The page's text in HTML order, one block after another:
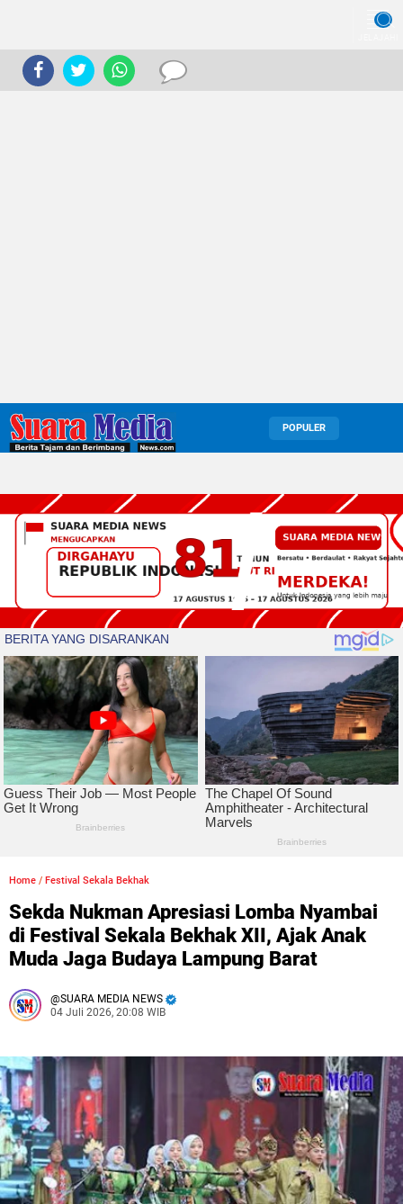
POPULER
Home / Festival Sekala Bekhak
Sekda Nukman Apresiasi Lomba Nyambai
di Festival Sekala Bekhak XII, Ajak Anak
Muda Jaga Budaya Lampung Barat
SUARA MEDIA NEWS
04 Juli 2026, 20:08 WIB